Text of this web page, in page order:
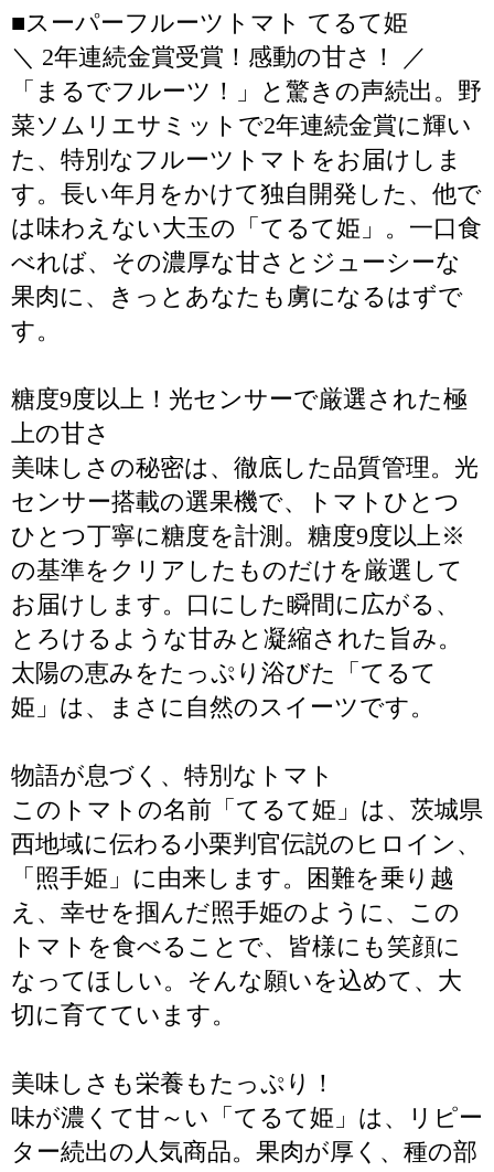
■スーパーフルーツトマト てるて姫
＼ 2年連続金賞受賞！感動の甘さ！ ／
「まるでフルーツ！」と驚きの声続出。野
菜ソムリエサミットで2年連続金賞に輝い
た、特別なフルーツトマトをお届けしま
す。長い年月をかけて独自開発した、他で
は味わえない大玉の「てるて姫」。一口食
べれば、その濃厚な甘さとジューシーな
果肉に、きっとあなたも虜になるはずで
す。
糖度9度以上！光センサーで厳選された極
上の甘さ
美味しさの秘密は、徹底した品質管理。光
センサー搭載の選果機で、トマトひとつ
ひとつ丁寧に糖度を計測。糖度9度以上※
の基準をクリアしたものだけを厳選して
お届けします。口にした瞬間に広がる、
とろけるような甘みと凝縮された旨み。
太陽の恵みをたっぷり浴びた「てるて
姫」は、まさに自然のスイーツです。
物語が息づく、特別なトマト
このトマトの名前「てるて姫」は、茨城県
西地域に伝わる小栗判官伝説のヒロイン、
「照手姫」に由来します。困難を乗り越
え、幸せを掴んだ照手姫のように、この
トマトを食べることで、皆様にも笑顔に
なってほしい。そんな願いを込めて、大
切に育てています。
美味しさも栄養もたっぷり！
味が濃くて甘～い「てるて姫」は、リピー
ター続出の人気商品。果肉が厚く、種の部